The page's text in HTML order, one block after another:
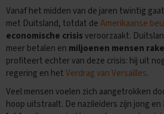
f
e
n
e
x
a
m
n
s
Vanaf het midden van de jaren twintig
met Duitsland, totdat deAmerikaanse
economische crisisveroorzaakt.
meer betalen en miljoenen mensen
profiteert echter van deze crisis: hij uit
regering en hetVerdrag van Versailles.
Veel mensen voelen zich aangetrokken
hoop uitstraalt. De nazileiders zijn jong